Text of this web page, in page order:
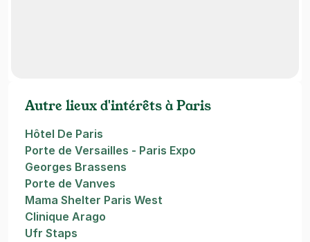
Autre lieux d'intérêts à Paris
Hôtel De Paris
Porte de Versailles - Paris Expo
Georges Brassens
Porte de Vanves
Mama Shelter Paris West
Clinique Arago
Ufr Staps